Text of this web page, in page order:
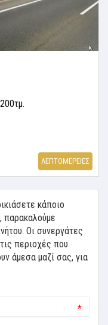
ΛΕΠΤΟΜΕΡΕΙΕΣ
κάποιο
παρακαλούμε
Οι συνεργάτες
περιοχές που
άμεσα μαζί σας, για
*